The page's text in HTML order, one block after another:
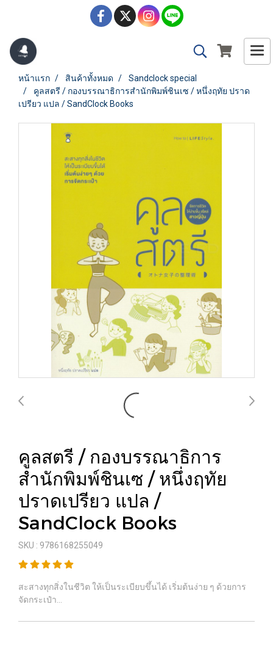
หน้าแรก สินค้าทั้งหมด
Sandclock special
คูลสตรี / กองบรรณาธิการสำนักพิมพ์ชินเซ / หนึ่งฤทัย ปราด
เปรียว แปล / SandClock Books
คูลสตรี / กองบรรณาธิการ
สำนักพิมพ์ชินเซ / หนึ่งฤทัย
ปราดเปรียว แปล /
SandClock Books
SKU : 9786168255049
สะสางทุกสิ่งในชีวิต ให้เป็นระเบียบขึ้นได้ เริ่มต้นง่าย ๆ ด้วยการ
จัดกระเป๋า...